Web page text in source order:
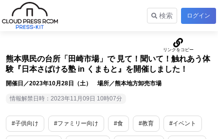
検索 ログイン
熊本県民の台所「田崎市場」で 見て！聞いて！触れあう体
験『日本さばける塾 in くまもと』を開催しました！
開催日／2023年10月28日（土） 場所／熊本地方卸売市場
情報解禁日時：2023年11月09日 10時07分
#子供向け #ファミリー向け #食 #教育 #イベント